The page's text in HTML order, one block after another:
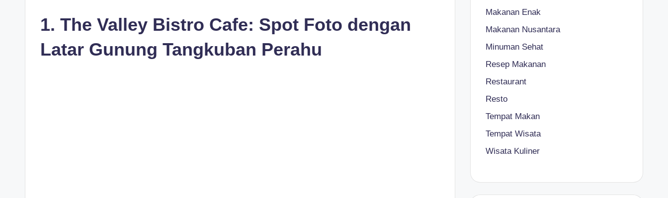
1. The Valley Bistro Cafe: Spot Foto dengan
Latar Gunung Tangkuban Perahu
Makanan Enak
Makanan Nusantara
Minuman Sehat
Resep Makanan
Restaurant
Resto
Tempat Makan
Tempat Wisata
Wisata Kuliner